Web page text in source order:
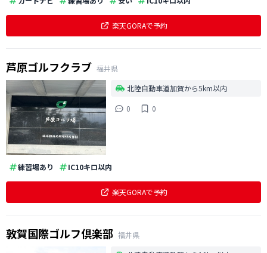
楽天GORAで予約
芦原ゴルフクラブ 福井県
北陸自動車道加賀から5km以内
0
0
練習場あり IC10キロ以内
楽天GORAで予約
敦賀国際ゴルフ倶楽部 福井県